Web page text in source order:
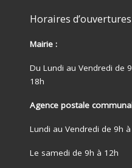
Horaires d’ouvertures
Mairie :
Du Lundi au Vendredi de
18h
Agence postale
Lundi au Vendredi de 9h
Le samedi de 9h à 12h